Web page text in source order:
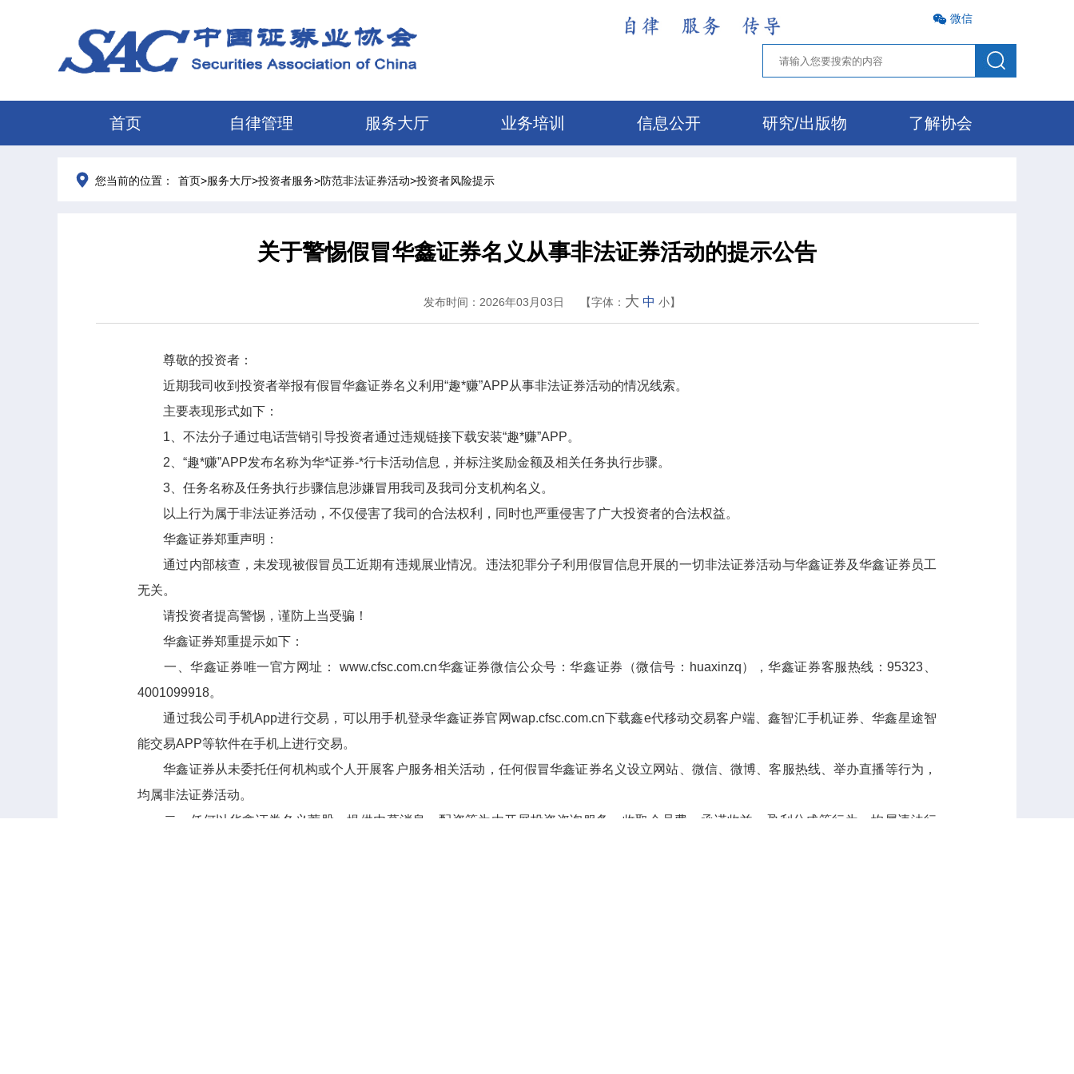
微信
首页 自律管理 服务大厅 业务培训 信息公开 研究/出版物 了解协会
您当前的位置： 首页>服务大厅>投资者服务>防范非法证券活动>投资者风险提示
关于警惕假冒华鑫证券名义从事非法证券活动的提示公告
发布时间：2026年03月03日 【字体： 大 中 小】
尊敬的投资者：
近期我司收到投资者举报有假冒华鑫证券名义利用“趣*赚”APP从事非法证券活动的情况线索。
主要表现形式如下：
1、不法分子通过电话营销引导投资者通过违规链接下载安装“趣*赚”APP。
2
“趣*赚”APP发布名称为华*证券-*行卡活动信息，并标注奖励金额及相关任务执行步骤。
3
任务名称及任务执行步骤信息涉嫌冒用我司及我司分支机构名义 。
以上行为属于非法证券活动，不仅侵害了我司的合法权利，同时也严重侵害了广大投资者的合法权益。
华鑫证券郑重声明：
通过内部核查，未发现被假冒员工近期有违规展业情况。违法犯罪分子利用假冒信息开展的一切非法证券活动与华鑫证券及华鑫证券员工
无关。
请投资者提高警惕，谨防上当受骗！
华鑫证券郑重提示如下：
一、华鑫证券唯一官方网址： www.cfsc.com.cn华鑫证券微信公众号：华鑫证券（微信号：huaxinzq），华鑫证券客服热线：95323、
4001099918。
通过我公司手机App进行交易，可以用手机登录华鑫证券官网wap.cfsc.com.cn下载鑫e代移动交易客户端、鑫智汇手机证券、华鑫星途智
能交易APP等软件在手机上进行交易。
华鑫证券从未委托任何机构或个人开展客户服务相关活动，任何假冒华鑫证券名义设立网站、微信、微博、客服热线、举办直播等行为，
均属非法证券活动。
二、任何以华鑫证券名义荐股、提供内幕消息、配资等为由开展投资咨询服务，收取会员费、承诺收益、盈利分成等行为，均属违法行